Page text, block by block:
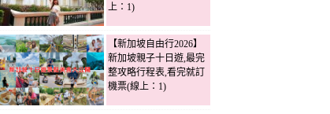
上：1)
【新加坡自由行2026】
新加坡親子十日遊,最完
整攻略行程表,看完就訂
機票(線上：1)